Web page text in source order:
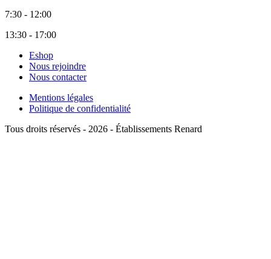
7:30 - 12:00
13:30 - 17:00
Eshop
Nous rejoindre
Nous contacter
Mentions légales
Politique de confidentialité
Tous droits réservés - 2026 - Établissements Renard